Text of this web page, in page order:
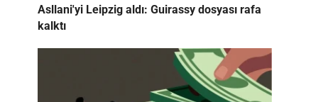
Asllani'yi Leipzig aldı: Guirassy dosyası rafa
kalktı